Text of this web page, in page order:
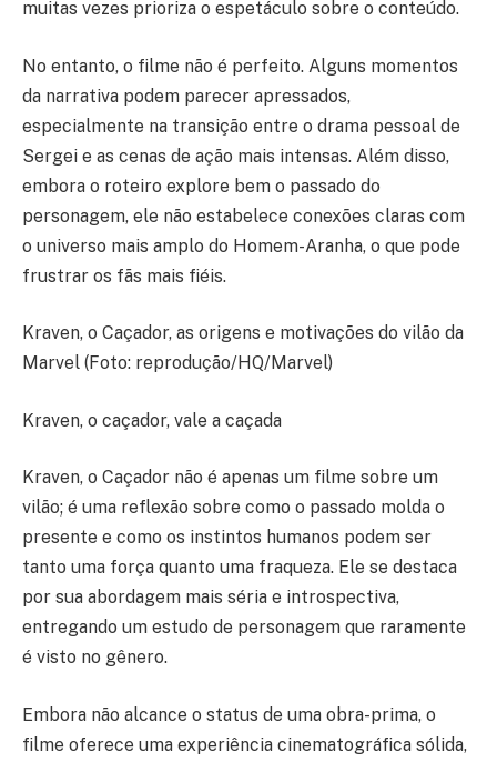
muitas vezes prioriza o espetáculo sobre o conteúdo.
No entanto, o filme não é perfeito. Alguns momentos
da narrativa podem parecer apressados,
especialmente na transição entre o drama pessoal de
Sergei e as cenas de ação mais intensas. Além disso,
embora o roteiro explore bem o passado do
personagem, ele não estabelece conexões claras com
o universo mais amplo do Homem-Aranha, o que pode
frustrar os fãs mais fiéis.
Kraven, o Caçador, as origens e motivações do vilão da
Marvel (Foto: reprodução/HQ/Marvel)
Kraven, o caçador, vale a caçada
Kraven, o Caçador não é apenas um filme sobre um
vilão; é uma reflexão sobre como o passado molda o
presente e como os instintos humanos podem ser
tanto uma força quanto uma fraqueza. Ele se destaca
por sua abordagem mais séria e introspectiva,
entregando um estudo de personagem que raramente
é visto no gênero.
Embora não alcance o status de uma obra-prima, o
filme oferece uma experiência cinematográfica sólida,